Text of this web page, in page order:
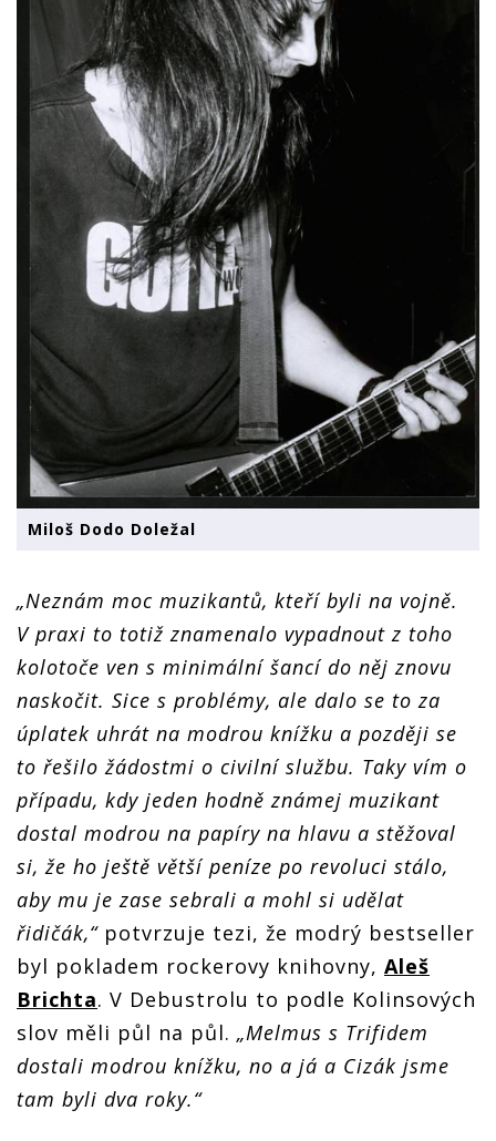
Miloš Dodo Doležal
„Neznám moc muzikantů, kteří byli na vojně.
V praxi to totiž znamenalo vypadnout z toho
kolotoče ven s minimální šancí do něj znovu
naskočit. Sice s problémy, ale dalo se to za
úplatek uhrát na modrou knížku a později se
to řešilo žádostmi o civilní službu. Taky vím o
případu, kdy jeden hodně známej muzikant
dostal modrou na papíry na hlavu a stěžoval
si, že ho ještě větší peníze po revoluci stálo,
aby mu je zase sebrali a mohl si udělat
řidičák,“ potvrzuje tezi, že modrý bestseller
byl pokladem rockerovy knihovny, Aleš
Brichta. V Debustrolu to podle Kolinsových
slov měli půl na půl. „Melmus s Trifidem
dostali modrou knížku, no a já a Cizák jsme
tam byli dva roky.“